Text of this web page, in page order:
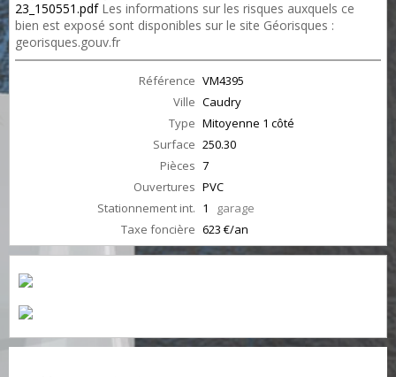
23_150551.pdfLes informations sur les risques auxquels ce
bien est exposé sont disponibles sur le site Géorisques :
georisques.gouv.fr
Référence VM4395
Ville Caudry
Type Mitoyenne 1 côté
Surface 250.30
Pièces 7
Ouvertures PVC
Stationnement int. 1
garage
Taxe foncière 623 €/an